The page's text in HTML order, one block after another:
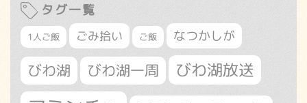
タグ一覧
1人ご飯 ごみ拾い ご飯 なつかしが
びわ湖 びわ湖一周 びわ湖放送